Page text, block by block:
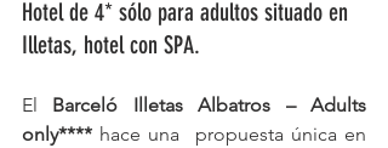
Hotel de 4* sólo para adultos situado en
Illetas, hotel con SPA.
El Barceló Illetas Albatros – Adults
only**** hace una  propuesta única en